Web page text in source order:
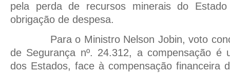
pela perda de recursos minerais do
obrigação de despesa.
Para o Ministro Nelson Jobin, voto
de Segurança nº. 24.312, a compensação é
dos Estados, face à compensação financeira